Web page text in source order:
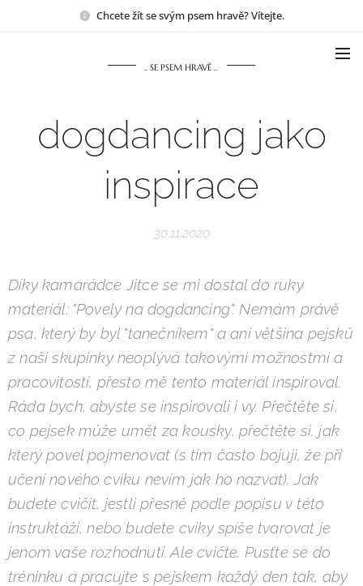
Chcete žít se svým psem hravě? Vítejte.
.. SE PSEM HRAVĚ ..
dogdancing jako
inspirace
30.11.2020
Díky kamarádce Jitce se mi dostal do ruky
materiál: "Povely na dogdancing". Nemám právě
psa, který by byl "tanečníkem" a ani většina pejsků
z naší skupinky neoplývá takovými možnostmi a
pracovitostí, přesto mě tento materiál inspiroval.
Ráda bych, abyste se inspirovali i vy. Přečtěte si,
co pejsek může umět za kousky, přečtěte si, jak
který povel pojmenovat (s tím často bojuji, že při
učení nového cviku nevím jak ho nazvat). Jak
budete cvičit, jestli přesně podle popisu v této
instruktáži, nebo budete cviky spíše tvarovat je
jenom vaše rozhodnutí. Ale cvičte. Pusťte se do
tréninku a pracujte s pejskem každý den tak, aby